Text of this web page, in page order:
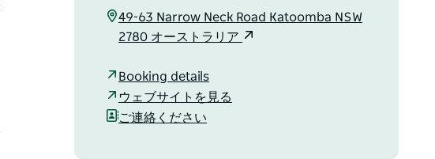
49-63 Narrow Neck Road Katoomba NSW
2780 オーストラリア
Booking details
ウェブサイトを見る
ご連絡ください